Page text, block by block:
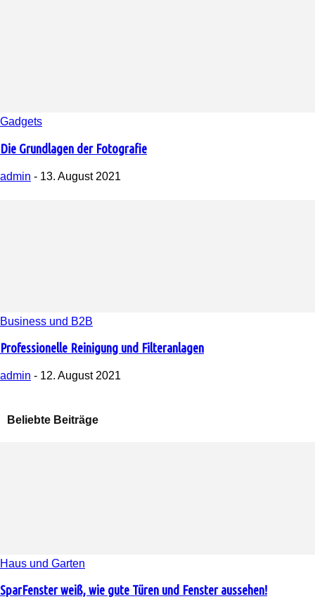
Gadgets
Die Grundlagen der Fotografie
admin - 13. August 2021
Business und B2B
Professionelle Reinigung und Filteranlagen
admin - 12. August 2021
Beliebte Beiträge
Haus und Garten
SparFenster weiß, wie gute Türen und Fenster aussehen!